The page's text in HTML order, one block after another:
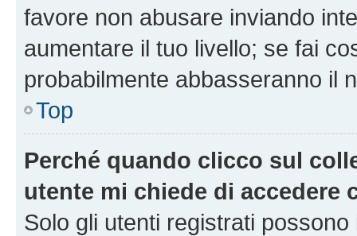
favore non abusare inviando
aumentare il tuo livello; se fai
probabilmente abbasseranno il
Top
Perché quando clicco sul
utente mi chiede di accedere
Solo gli utenti registrati